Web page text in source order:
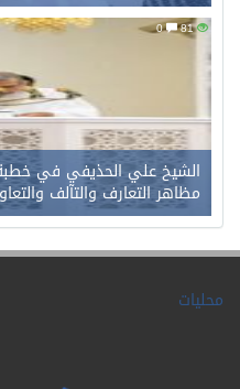
81
0
الشيخ علي الحذيفي في
مظاهر التعارف والتآلف
محليات